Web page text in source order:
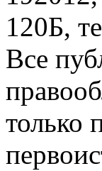
120Б,
Все
только